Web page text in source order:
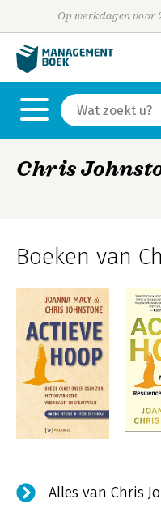
Op werkdagen voor
Chris
Boeken van
Alles van Chris